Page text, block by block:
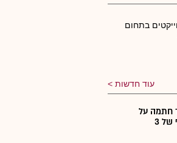
בתחום
עוד חדשות
חתמה על
עסקת בינוי בהיקף של 3